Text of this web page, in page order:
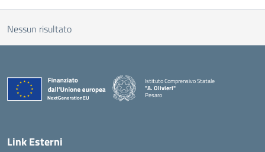
Nessun risultato
Istituto Comprensivo Statale
"A. Olivieri"
Pesaro
Link Esterni